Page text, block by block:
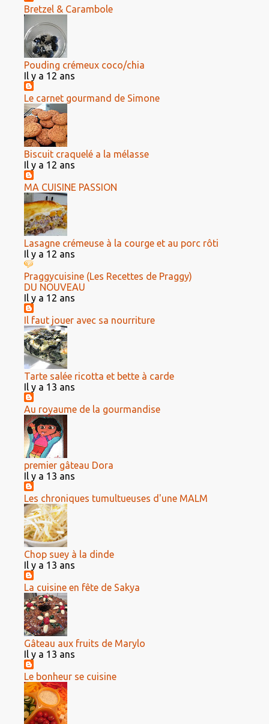
Bretzel & Carambole
Pouding crémeux coco/chia
Il y a 12 ans
Le carnet gourmand de Simone
Biscuit craquelé a la mélasse
Il y a 12 ans
MA CUISINE PASSION
Lasagne crémeuse à la courge et au porc rôti
Il y a 12 ans
Praggycuisine (Les Recettes de Praggy)
DU NOUVEAU
Il y a 12 ans
Il faut jouer avec sa nourriture
Tarte salée ricotta et bette à carde
Il y a 13 ans
Au royaume de la gourmandise
premier gâteau Dora
Il y a 13 ans
Les chroniques tumultueuses d'une MALM
Chop suey à la dinde
Il y a 13 ans
La cuisine en fête de Sakya
Gâteau aux fruits de Marylo
Il y a 13 ans
Le bonheur se cuisine